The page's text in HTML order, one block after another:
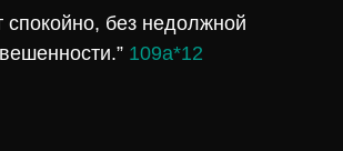
спокойно, без недолжной
109а*12